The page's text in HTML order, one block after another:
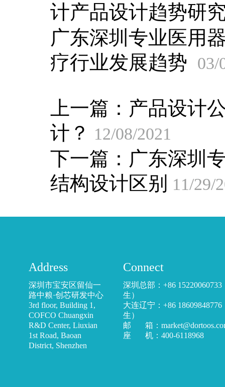
计产品设计趋势研
广东深圳专业医用
疗行业发展趋势 03/
上一篇： 产品设计
计？ 12/08/2021
下一篇： 广东深圳
结构设计区别 11/29/
Address
深圳市宝安区留仙一
路中粮·创芯研发中心
3rd floor, Building 1,
COFCO Chuangxin
R&D Center, Liuxian
1st Road, Baoan
District, Shenzhen
Connect
深圳总部：+86 15220060733
生）
大连辽宁：+86
生）
邮 箱：
座 机：400-6118968